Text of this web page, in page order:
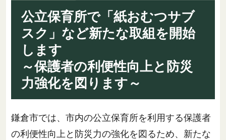
公立保育所で「紙おむつサブ
スク」など新たな取組を開始
します
～保護者の利便性向上と防災
力強化を図ります～
鎌倉市では、市内の公立保育所を利用する保護者
の利便性向上と防災力の強化を図るため、新たな